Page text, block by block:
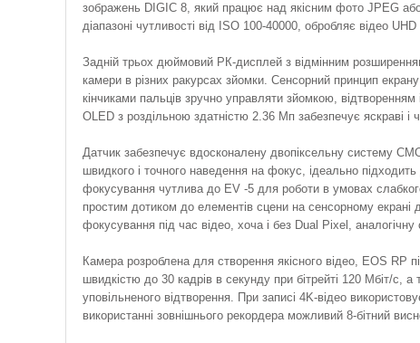
зображень DIGIC 8, який працює над якісним фото JPEG
діапазоні чутливості від ISO 100-40000, обробляє відео
Задній трьох дюймовий РК-дисплей з відмінним
камери в різних ракурсах зйомки. Сенсорний принцип
кінчиками пальців зручно управляти зйомкою,
OLED з роздільною здатністю 2.36 Мп забезпечує яскраві і
Датчик забезпечує вдосконалену двопіксельну систему
швидкого і точного наведення на фокус, ідеально
фокусування чутлива до EV -5 для роботи в умовах
простим дотиком до елементів сцени на сенсорному екрані
фокусування під час відео, хоча і без Dual Pixel,
Камера розроблена для створення якісного відео, EOS RP
швидкістю до 30 кадрів в секунду при бітрейті 120 Мбіт/с,
уповільненого відтворення. При записі 4K-відео
використанні зовнішнього рекордера можливий 8-бітний